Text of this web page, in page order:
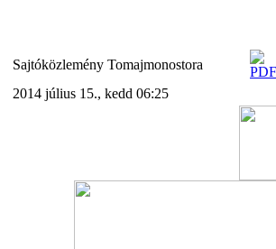
Sajtóközlemény Tomajmonostora
2014 július 15., kedd 06:25